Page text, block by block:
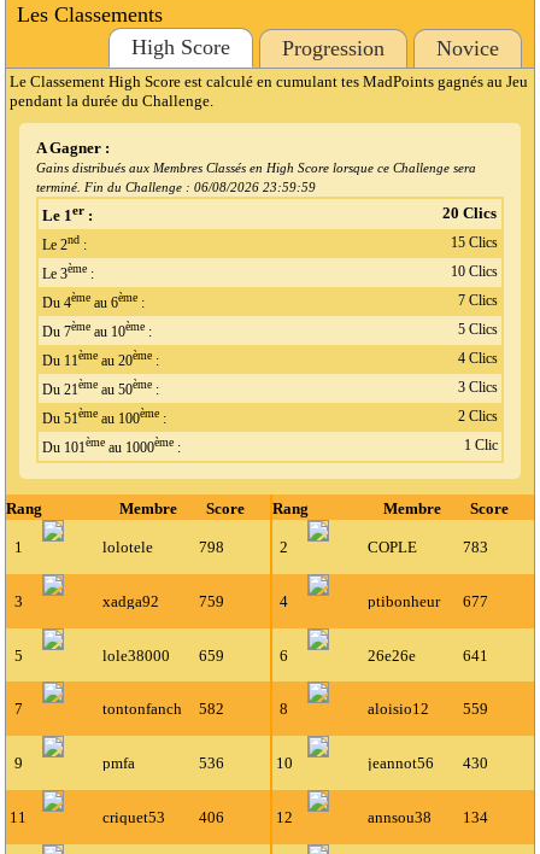
Les Classements
High Score
Progression Novice
Le Classement High Score est calculé en cumulant tes MadPoints gagnés au Jeu
pendant la durée du Challenge.
A Gagner :
Gains distribués aux Membres Classés en High Score lorsque ce Challenge sera
terminé. Fin du Challenge : 06/08/2026 23:59:59
Le 1er : 20 Clics
Le 2nd:
15 Clics
Le 3ème:
10 Clics
Du 4èmeau 6ème:
7 Clics
Du 7èmeau 10ème:
5 Clics
Du 11èmeau 20ème:
4 Clics
Du 21èmeau 50ème:
3 Clics
Du 51èmeau 100ème:
2 Clics
Du 101èmeau 1000ème: 1 Clic
Rang Membre Score Rang Membre Score
1 lolotele 798 2 COPLE 783
3 xadga92 759 4 ptibonheur 677
5 lole38000 659 6 26e26e 641
7 tontonfanch 582 8 aloisio12 559
9 pmfa 536 10 jeannot56 430
11 criquet53 406 12 annsou38 134